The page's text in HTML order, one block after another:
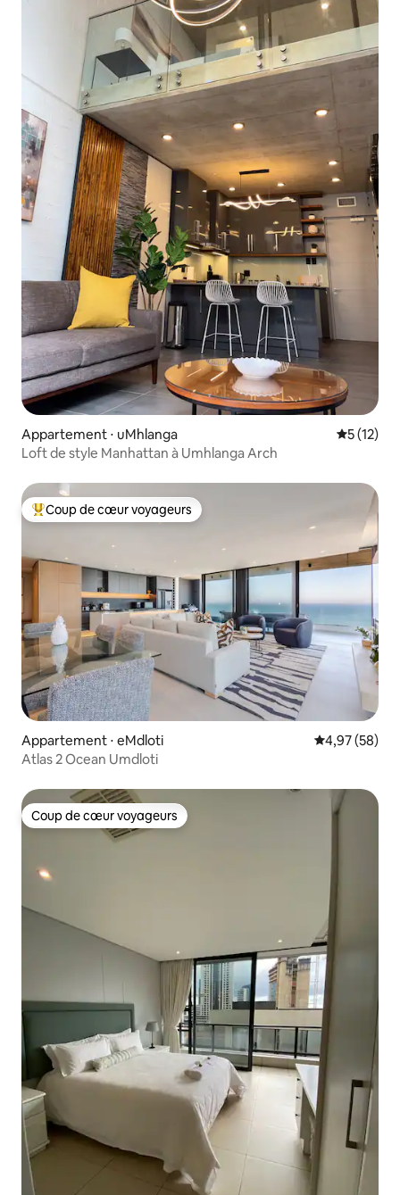
Appartement ⋅ uMhlanga
5 (12)
Loft de style Manhattan à Umhlanga Arch
Coups de cœur voyageurs les plus appréciés
Coup de cœur voyageurs
Appartement ⋅ eMdloti Évaluation
4,97 (58)
Atlas 2 Ocean Umdloti
Coup de cœur voyageurs
Coup de cœur voyageurs